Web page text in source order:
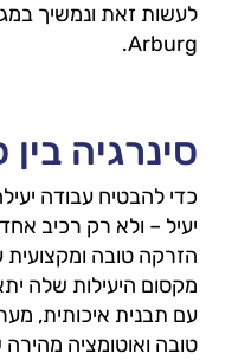
לעשות זאת ונמשיך
Arburg.
סינרגיה בין
כדי להבטיח עבודה
יעיל – ולא רק רכיב
הזרקה טובה ומקצועית
מקסום היעילות שלה
עם תבנית איכותית,
טובה ואוטומציה